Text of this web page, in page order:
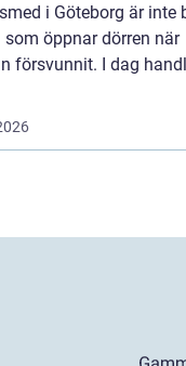
i Göteborg är inte
som öppnar dörren när
försvunnit. I dag